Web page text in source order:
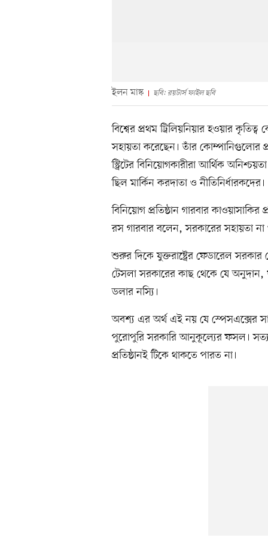
ইলন মাস্ক ছবি: রয়টার্স ফাইল ছবি
বিশ্বের প্রথম ট্রিলিয়নিয়ার হওয়ার
সহায়তা করেছেন। তাঁর কোম্পানিগুলোর
স্ট্রিটের বিনিয়োগকারীরা আর্থিক
ছিল মার্কিন করদাতা ও নীতিনির্ধারকদের।
বিনিয়োগ প্রতিষ্ঠান গারবার কাওয়াসাকির
রস গারবার বলেন, সরকারের সহায়তা
শুরুর দিকে যুক্তরাষ্ট্রের ফেডারেল
টেসলা সরকারের কাছ থেকে যে
ডলার নস্যি।
অবশ্য এর অর্থ এই নয় যে স্পেসএক্সের
পুরোপুরি সরকারি আনুকূল্যের ফসল।
প্রতিষ্ঠানই টিকে থাকতে পারত না।